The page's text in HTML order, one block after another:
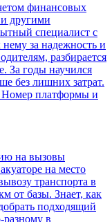
финансовых
другими
специалист с
за надежность и
разбирается
За годы научился
без лишних затрат.
Номер платформы и
на вызовы
на место
транспорта в
от базы. Знает, как
подходящий
разному в